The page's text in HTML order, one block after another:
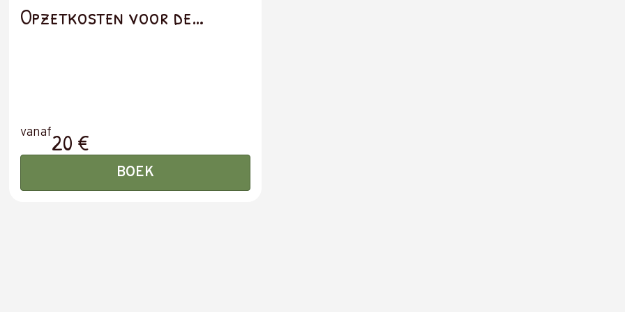
Opzetkosten voor de
vanaf20 €
BOEK